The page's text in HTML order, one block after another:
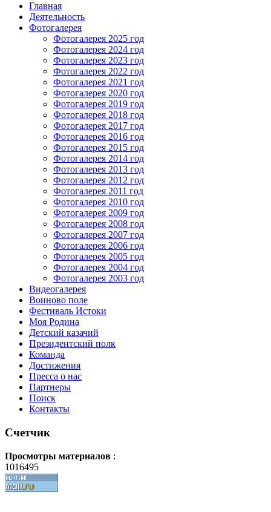
Главная
Деятельность
Фотогалерея
Фотогалерея 2025 год
Фотогалерея 2024 год
Фотогалерея 2023 год
Фотогалерея 2022 год
Фотогалерея 2021 год
Фотогалерея 2020 год
Фотогалерея 2019 год
Фотогалерея 2018 год
Фотогалерея 2017 год
Фотогалерея 2016 год
Фотогалерея 2015 год
Фотогалерея 2014 год
Фотогалерея 2013 год
Фотогалерея 2012 год
Фотогалерея 2011 год
Фотогалерея 2010 год
Фотогалерея 2009 год
Фотогалерея 2008 год
Фотогалерея 2007 год
Фотогалерея 2006 год
Фотогалерея 2005 год
Фотогалерея 2004 год
Фотогалерея 2003 год
Видеогалерея
Воиново поле
Фестиваль Истоки
Моя Родина
Детский казачий
Президентский полк
Команда
Достижения
Пресса о нас
Партнеры
Поиск
Контакты
Счетчик
Просмотры материалов :
1016495